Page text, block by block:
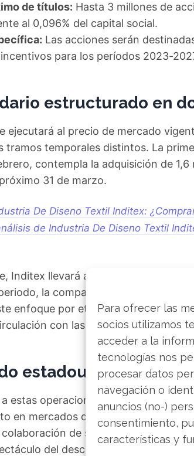
Para ofrecer las
socios utilizamos
acceder a la
tecnologías nos
procesar datos
navegación o
anuncios (no-)
consentimiento,
características y
de títulos: Hasta 3 millones de
al 0,096% del capital social.
Las acciones serán
para los períodos 2023-
estructurado en
ejecutará al precio de mercado
tramos temporales distintos. La
contempla la adquisición de
31 de marzo.
De Diseno Textil Inditex:
de Industria De Diseno Textil
Inditex llevará a cabo una segunda
la compañía planea recomprar
enfoque por etapas permite a la
con las necesidades de sus
estadounidense, un
a estas operaciones corporativas, el
en mercados de crecimiento clave.
de su marca principal,
del descanso del Super Bowl